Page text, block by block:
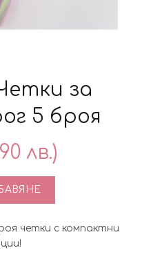
за
5 броя
лв.)
за Комплект Четки за
четки с компактни